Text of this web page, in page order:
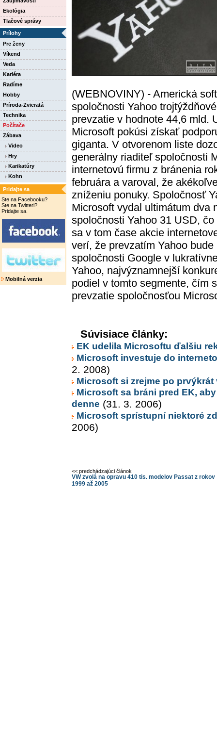
Ekológia
Tlačové správy
Prílohy
Pre ženy
Víkend
Veda
Kariéra
Radíme
Hobby
Príroda-Zvieratá
Technika
Počítače
Zábava
Video
Hry
Karikatúry
Kohn
Pridajte sa
Ste na Facebooku?
Ste na Twitteri?
Pridajte sa.
Mobilná verzia
(WEBNOVINY) - Americká
spoločnosti Yahoo
prevzatie v hodnote 44,6 mld.
Microsoft pokúsi získať
giganta. V otvorenom liste
generálny riaditeľ spoločnosti
internetovú firmu z bránenia
februára a varoval, že
zníženiu ponuky. Spoločnosť
Microsoft vydal ultimátum dva
spoločnosti Yahoo 31 USD,
sa v tom čase akcie
verí, že prevzatím Yahoo
spoločnosti Google v
Yahoo, najvýznamnejší
podiel v tomto segmente, čím
prevzatie spoločnosťou
Súvisiace články:
EK udelila Microsoftu ďalšiu
Microsoft investuje do
2. 2008)
Microsoft si zrejme po
Microsoft sa bráni pred EK,
denne (31. 3. 2006)
Microsoft sprístupní niektoré
2006)
<< predchádzajúci článok
VW zvolá na opravu 410 tis. modelov Passat z rokov
1999 až 2005